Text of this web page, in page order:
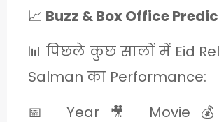
📈 Buzz & Box Office
📊 पिछले कुछ सालों में Eid
Salman का Performance:
📅 Year🎥